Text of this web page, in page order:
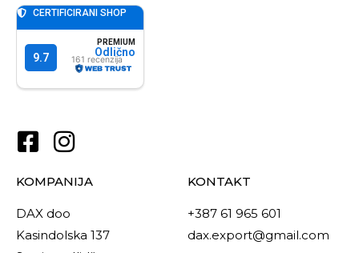
KOMPANIJA
DAX doo
Kasindolska 137
KONTAKT
+387 61 965 601
dax.export@gmail.com